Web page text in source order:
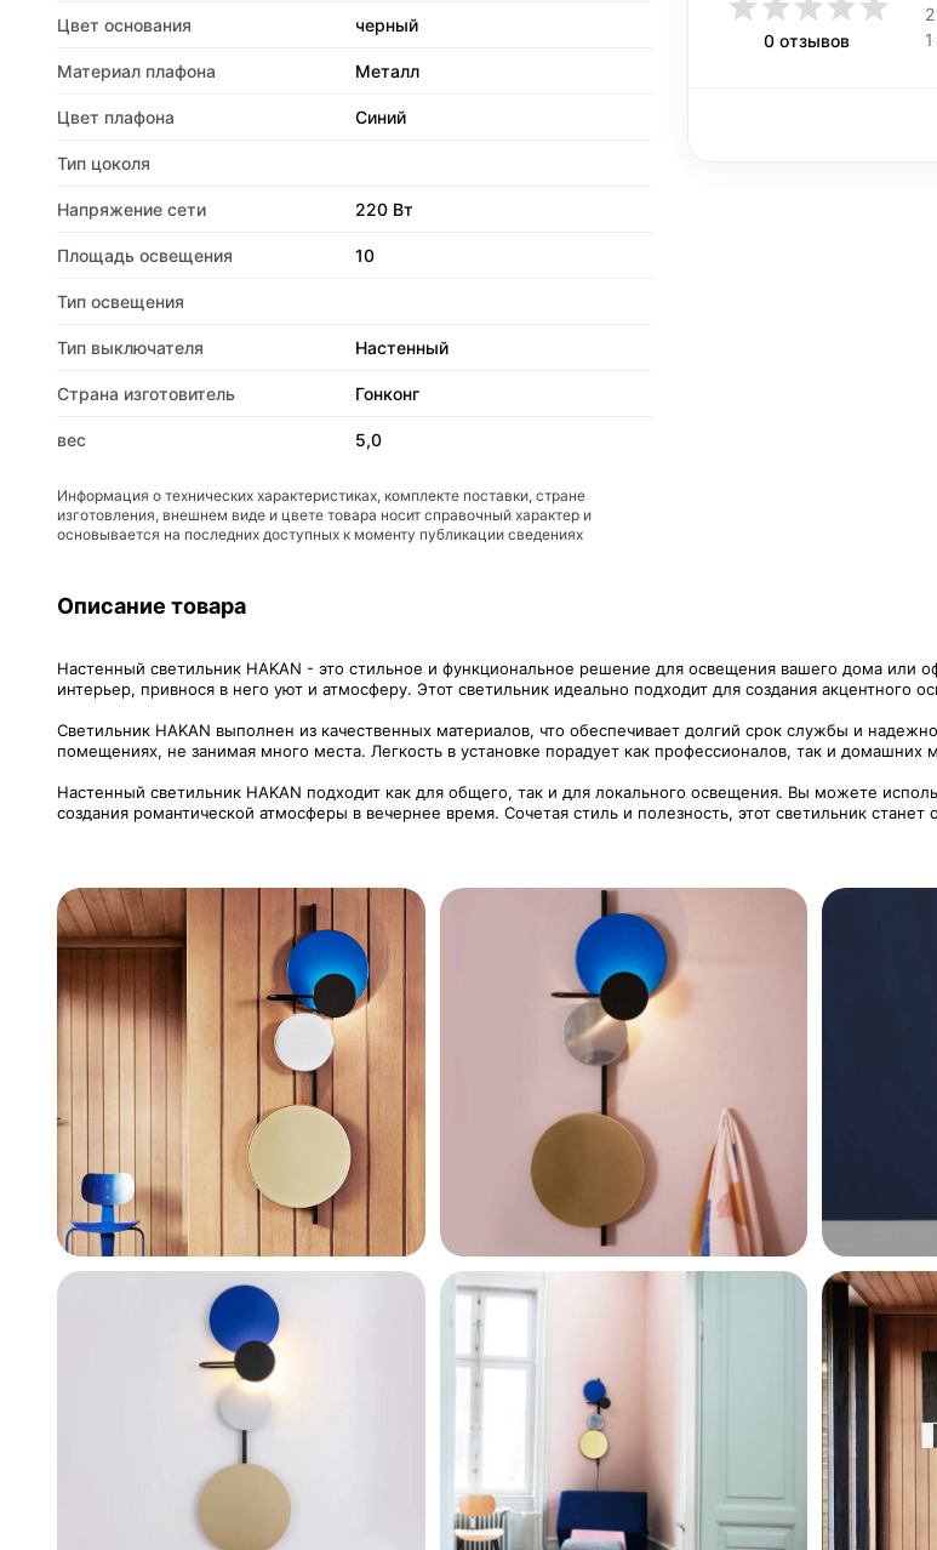
Цвет основания черный
Материал плафона Металл
Цвет плафона Синий
Тип цоколя
Напряжение сети 220 Вт
Площадь освещения 10
Тип освещения
Тип выключателя Настенный
Страна изготовитель Гонконг
вес 5,0
Информация о технических характеристиках, комплекте поставки, стране
изготовления, внешнем виде и цвете товара носит справочный характер и
основывается на последних доступных к моменту публикации сведениях
0 отзывов
Описание товара
Настенный светильник HAKAN - это стильное и функциональное решение для освещения вашего дома или
интерьер, привнося в него уют и атмосферу. Этот светильник идеально подходит для создания акцентного
Светильник HAKAN выполнен из качественных материалов, что обеспечивает долгий срок службы и
помещениях, не занимая много места. Легкость в установке порадует как профессионалов, так и домашних
Настенный светильник HAKAN подходит как для общего, так и для локального освещения. Вы можете
создания романтической атмосферы в вечернее время. Сочетая стиль и полезность, этот светильник